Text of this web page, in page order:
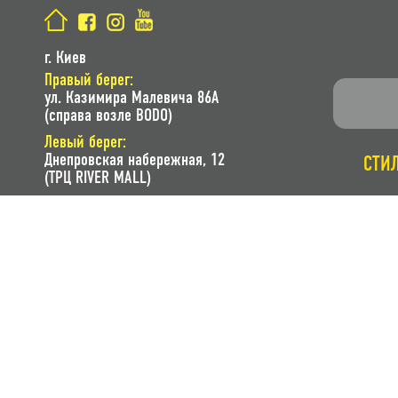
г. Киев
Правый берег:
ул. Казимира Малевича 86A
(справа возле BODO)
Левый берег:
Днепровская набережная, 12
(ТРЦ RIVER MALL)